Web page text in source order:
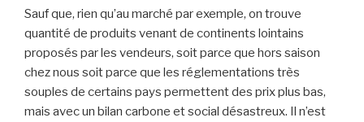
Sauf que, rien qu’au marché par exemple, on trouve
quantité de produits venant de continents lointains
proposés par les vendeurs, soit parce que hors saison
chez nous soit parce que les réglementations très
souples de certains pays permettent des prix plus bas,
mais avec un bilan carbone et social désastreux. Il n’est